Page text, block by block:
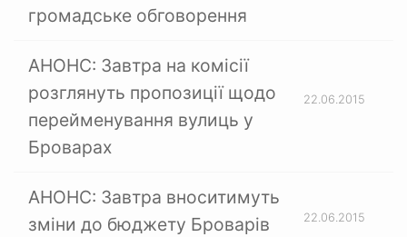
громадське обговорення
АНОНС: Завтра на комісії
розглянуть пропозиції щодо
перейменування вулиць у
Броварах
22.06.2015
АНОНС: Завтра вноситимуть
зміни до бюджету Броварів
22.06.2015